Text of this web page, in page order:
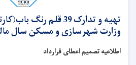
تهیه و تدارک 39 قلم
وزارت شهرسازی و مسکن سال مالی
اطلاعیه تصمیم اعطای قرارداد